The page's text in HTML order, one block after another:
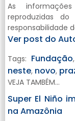
As
reproduzidas
responsabilidade
Ver post do
Tags: Fundação,
neste, novo,
VEJA TAMBÉM...
Super El Niño
na Amazônia